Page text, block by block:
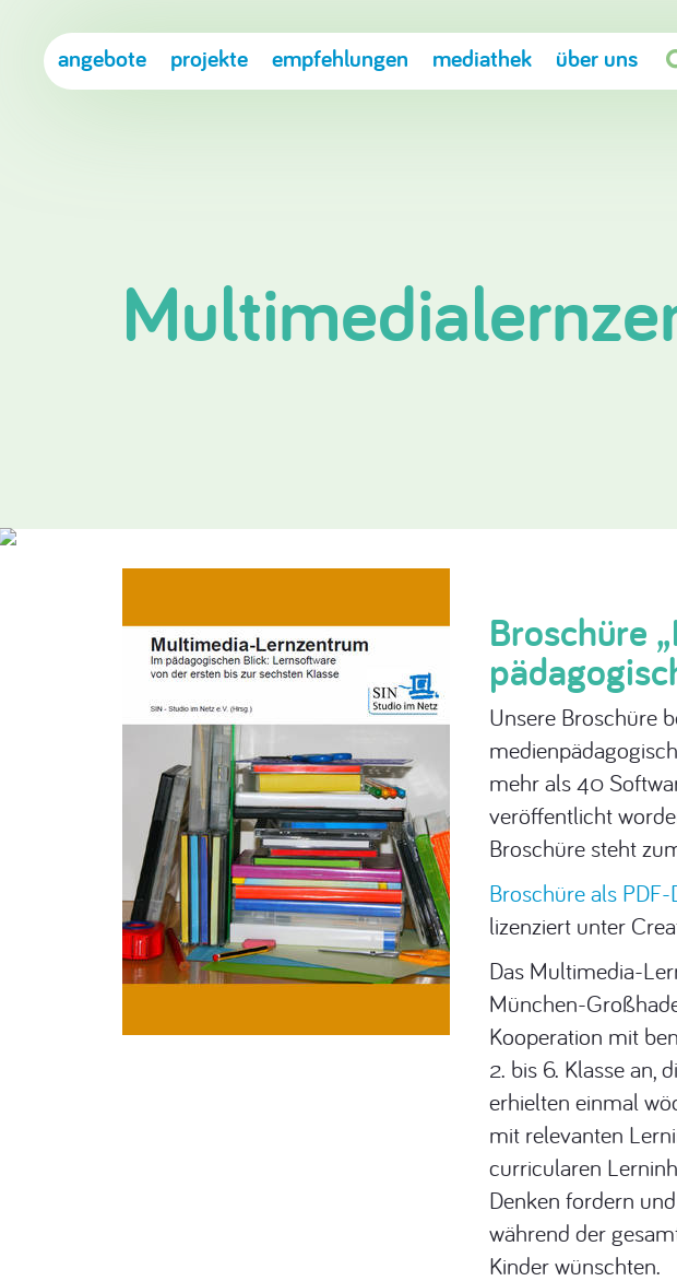
angebote projekte empfehlungen mediathek über uns
Broschüre
Unsere Broschüre
mehr als 40
veröffentlicht
Broschüre steht
Broschüre als
lizenziert unter
Das Multimedia-
München-
Kooperation mit
2. bis 6. Klasse an,
erhielten einmal
mit relevanten
curricularen
Denken fordern
während der
Kinder wünschten.